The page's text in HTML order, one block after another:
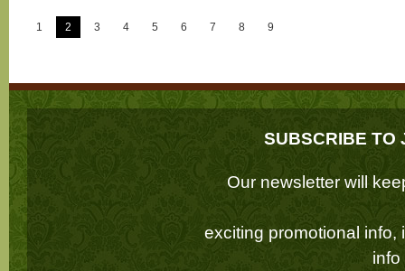
1 2 3 4 5 6 7 8 9
SUBSCRIBE TO
Our newsletter will
exciting promotional info,
info